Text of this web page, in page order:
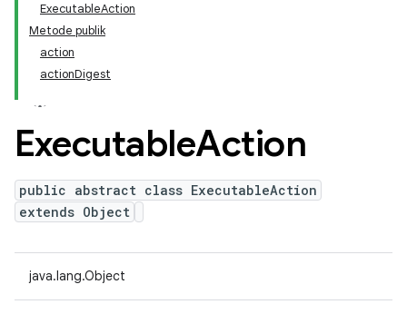
ExecutableAction
Metode publik
action
actionDigest
ExecutableAction
public abstract class ExecutableAction
extends Object
java.lang.Object